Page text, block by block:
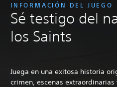
INFORMACIÓN DEL JUEGO
Sé testigo del
los Saints
Juega en una exitosa historia
crimen, escenas